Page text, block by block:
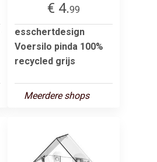
€ 4.99
esschertdesign
Voersilo pinda 100%
recycled grijs
Meerdere shops